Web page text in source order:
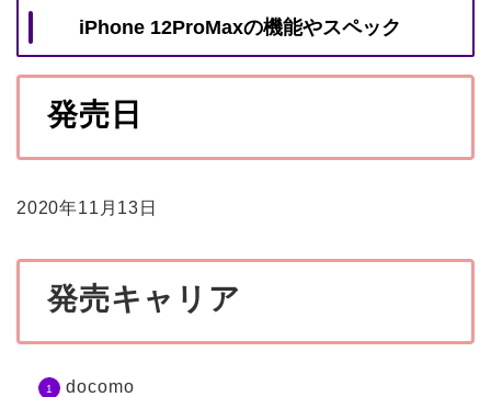
iPhone 12ProMaxの機能やスペック
発売日
2020年11月13日
発売キャリア
docomo